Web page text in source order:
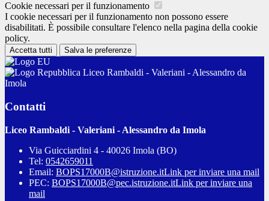
Cookie necessari per il funzionamento
I cookie necessari per il funzionamento non possono essere
disabilitati. È possibile consultare l'elenco nella pagina della cookie
policy.
Accetta tutti Salva le preferenze
Liceo Rambaldi - Valeriani - Alessandro da
Imola
Contatti
Liceo Rambaldi - Valeriani - Alessandro da Imola
Via Guicciardini 4 - 40026 Imola (BO)
Tel: 0542659011
Email: BOPS17000B@istruzione.itLink per inviare una mail
PEC: BOPS17000B@pec.istruzione.itLink per inviare una
mail